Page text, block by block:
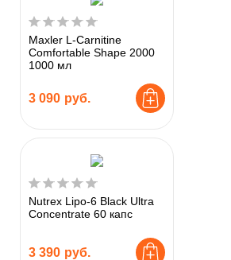
Maxler L-Carnitine
Comfortable Shape 2000
1000 мл
3 090 руб.
Nutrex Lipo-6 Black Ultra
Concentrate 60 капс
3 390 руб.